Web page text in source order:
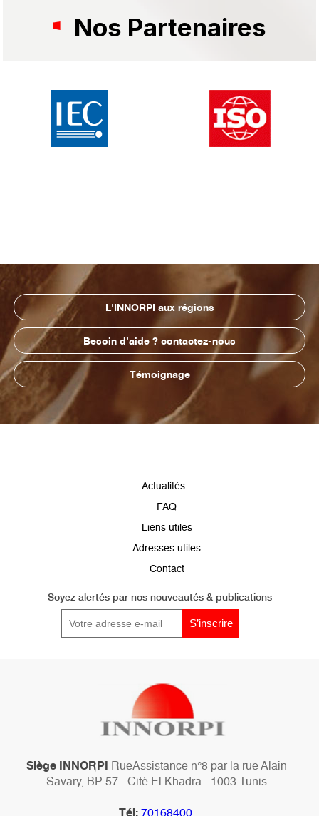
Nos Partenaires
L'INNORPI aux régions
Besoin d’aide ? contactez-nous
Témoignage
Actualités
FAQ
Liens utiles
Adresses utiles
Contact
Soyez alertés par nos nouveautés & publications
Siège INNORPI RueAssistance n°8 par la rue Alain
Savary, BP 57 - Cité El Khadra - 1003 Tunis
Tél: 70168400